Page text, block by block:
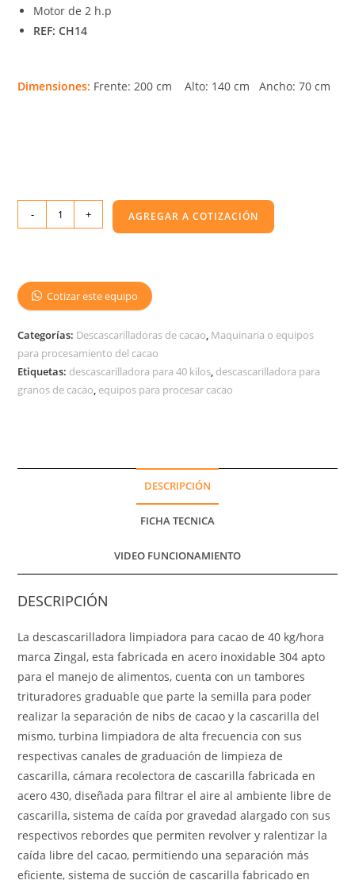
Motor de 2 h.p
REF: CH14
Dimensiones: Frente: 200 cm Alto: 140 cm Ancho: 70 cm
- + AGREGAR A COTIZACIÓN
Cotizar este equipo
Categorías: Descascarilladoras de cacao, Maquinaria o equipos
para procesamiento del cacao
Etiquetas: descascarilladora para 40 kilos, descascarilladora para
granos de cacao, equipos para procesar cacao
DESCRIPCIÓN
FICHA TECNICA
VIDEO FUNCIONAMIENTO
DESCRIPCIÓN
La descascarilladora limpiadora para cacao de 40 kg/hora
marca Zingal, esta fabricada en acero inoxidable 304 apto
para el manejo de alimentos, cuenta con un tambores
trituradores graduable que parte la semilla para poder
realizar la separación de nibs de cacao y la cascarilla del
mismo, turbina limpiadora de alta frecuencia con sus
respectivas canales de graduación de limpieza de
cascarilla, cámara recolectora de cascarilla fabricada en
acero 430, diseñada para filtrar el aire al ambiente libre de
cascarilla, sistema de caída por gravedad alargado con sus
respectivos rebordes que permiten revolver y ralentizar la
caída libre del cacao, permitiendo una separación más
eficiente, sistema de succión de cascarilla fabricado en